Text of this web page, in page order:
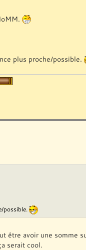
plus proche/possible.
possible.
être avoir une somme
serait cool.